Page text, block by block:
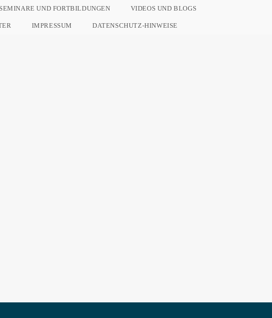
SEMINARE UND FORTBILDUNGEN VIDEOS UND BLOGS
IMPRESSUM DATENSCHUTZ-HINWEISE